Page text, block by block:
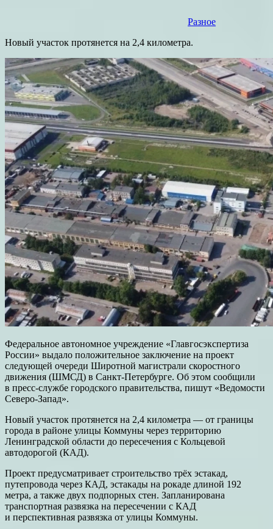
Разное
Новый участок протянется на 2,4 километра.
Федеральное автономное учреждение «Главгосэкспертиза
России» выдало положительное заключение на проект
следующей очереди Широтной магистрали скоростного
движения (ШМСД) в Санкт-Петербурге. Об этом сообщили
в пресс-службе городского правительства, пишут «Ведомости
Северо-Запад».
Новый участок протянется на 2,4 километра — от границы
города в районе улицы Коммуны через территорию
Ленинградской области до пересечения с Кольцевой
автодорогой (КАД).
Проект предусматривает строительство трёх эстакад,
путепровода через КАД, эстакады на рокаде длиной 192
метра, а также двух подпорных стен. Запланирована
транспортная развязка на пересечении с КАД
и перспективная развязка от улицы Коммуны.